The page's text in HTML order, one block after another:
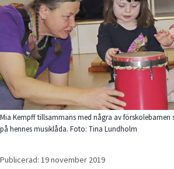
Mia Kempff tillsammans med några av
på hennes musiklåda. Foto: Tina Lundholm
Publicerad: 19 november 2019